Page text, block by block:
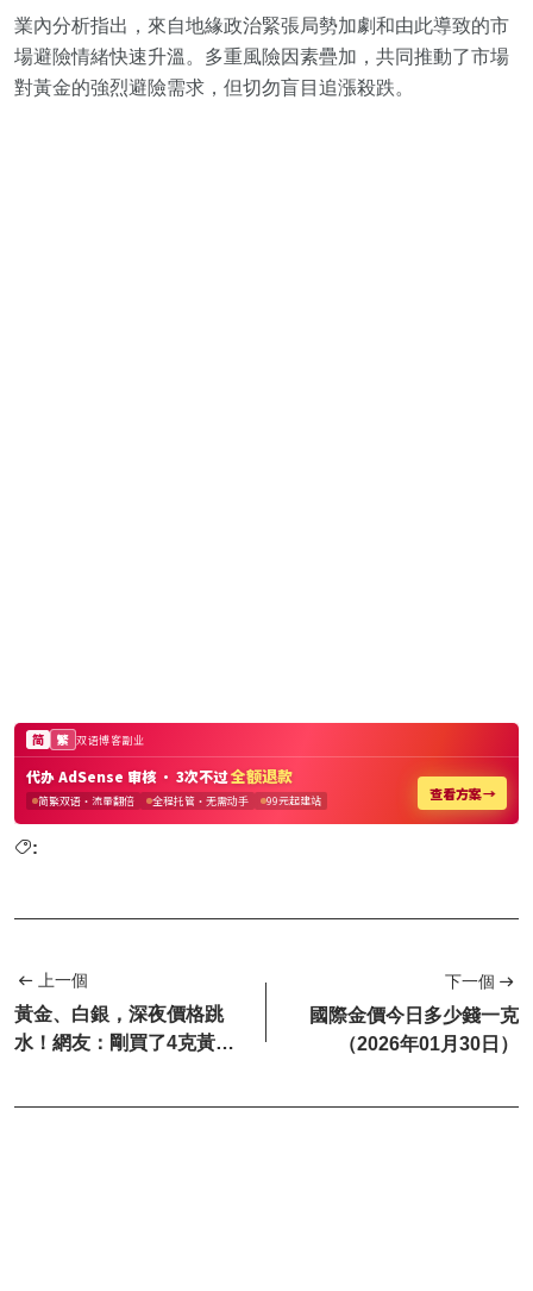
業內分析指出，來自地緣政治緊張局勢加劇和由此導致的市
場避險情緒快速升溫。多重風險因素疊加，共同推動了市場
對黃金的強烈避險需求，但切勿盲目追漲殺跌。
:
上一個
黃金、白銀，深夜價格跳
水！網友：剛買了4克黃
下一個
國際金價今日多少錢一克
（2026年01月30日）